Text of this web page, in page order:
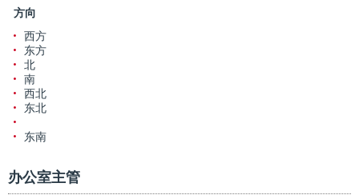
方向
西方
东方
北
南
西北
东北
东南
办公室主管